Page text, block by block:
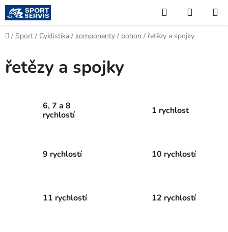
Přejít
na
obsah
Hledat
KOŠÍK
Domů
/ Sport / Cyklistika / komponenty / pohon / řetězy a spojky
řetězy a spojky
6, 7 a 8
rychlostí
1 rychlost
9 rychlostí 10 rychlostí
11 rychlostí 12 rychlostí